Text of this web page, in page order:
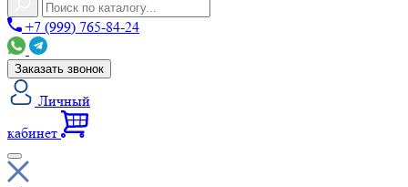
+7 (999) 765-84-24
Заказать звонок
Личный
кабинет